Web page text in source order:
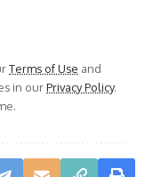
Terms of Use and
in ourPrivacy Policy.